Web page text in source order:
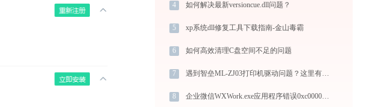
4 如何解决最新versioncue.dll问题？
5 xp系统dll修复工具下载指南-金山毒霸
6 如何高效清理C盘空间不足的问题
7 遇到智垒ML-ZJ03打印机驱动问题？这里有最全的下载及安装指导
8 企业微信WXWork.exe应用程序错误0xc0000096解决方法